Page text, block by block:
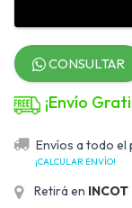
CONSULTAR
¡Envío
Envíos a todo el
¡CALCULAR ENVÍO!
Retirá en